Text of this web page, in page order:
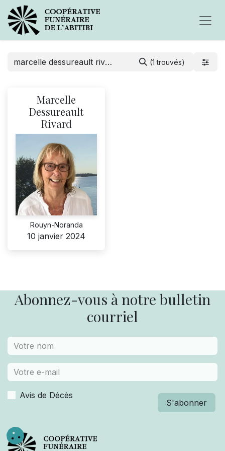
(1 trouvés)
Marcelle
Dessureault
Rivard
Rouyn-Noranda
10 janvier 2024
Abonnez-vous à notre bulletin
courriel
Avis de Décès
S'abonner